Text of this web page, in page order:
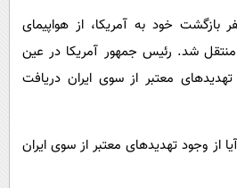
خود به آمریکا، از هواپیمای
شد. رئیس جمهور آمریکا در عین
معتبر از سوی ایران دریافت
از وجود تهدیدهای معتبر از سوی ایران